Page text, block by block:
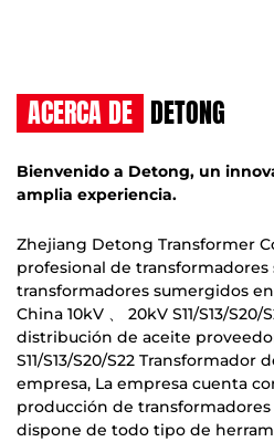
ACERCA DE DETONG
Bienvenido a Detong, un
amplia experiencia.
Zhejiang Detong Transformer
profesional de transformadores
transformadores sumergidos
China 10kV 、 20kV S11/S13/
distribución de aceite
S11/S13/S20/S22
empresa, La empresa cuenta
producción de
dispone de todo tipo de